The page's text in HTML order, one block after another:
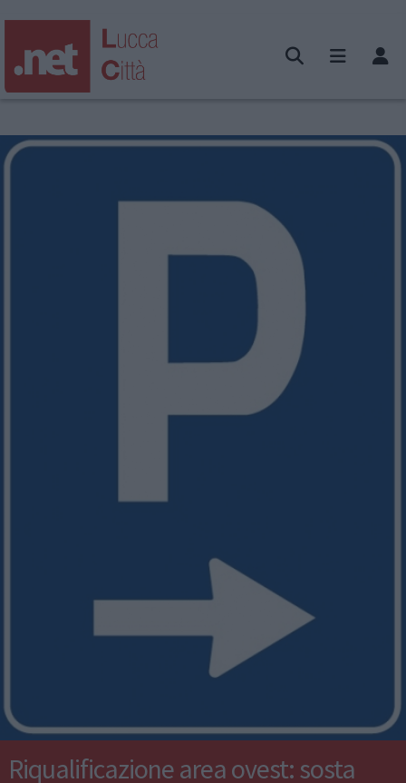
Riqualificazione area ovest: sosta